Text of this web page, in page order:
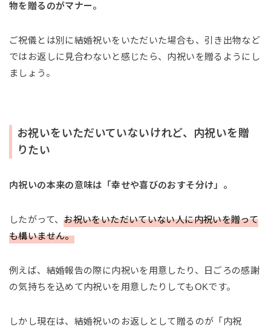
物を贈るのがマナー。
ご祝儀とは別に結婚祝いをいただいた場合も、引き出物など
ではお返しに見合わないと感じたら、内祝いを贈るようにし
ましょう。
お祝いをいただいていないけれど、内祝いを贈
りたい
内祝いの本来の意味は「幸せや喜びのおすそ分け」。
したがって、お祝いをいただいていない人に内祝いを贈って
も構いません。
例えば、結婚報告の際に内祝いを用意したり、日ごろの感謝
の気持ちを込めて内祝いを用意したりしてもOKです。
しかし現在は、結婚祝いのお返しとして贈るのが「内祝